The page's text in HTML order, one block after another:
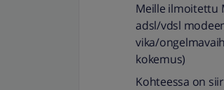
Meille ilmoitettu
adsl/vdsl
vika/
kokemus)
Kohteessa on